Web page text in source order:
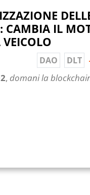
CAMBIA IL
DAO DLT
, domani la